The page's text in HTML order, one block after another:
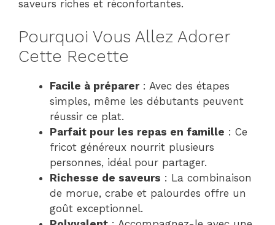
saveurs riches et réconfortantes.
Pourquoi Vous Allez Adorer
Cette Recette
Facile à préparer: Avec des étapes
simples, même les débutants peuvent
réussir ce plat.
Parfait pour les repas en famille : Ce
fricot généreux nourrit plusieurs
personnes, idéal pour partager.
Richesse de saveurs : La combinaison
de morue, crabe et palourdes offre un
goût exceptionnel.